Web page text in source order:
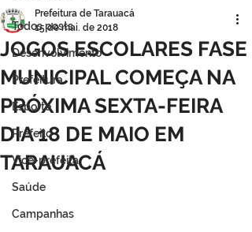
Todos posts
Desenvolvimento
Prefeitura
Esporte
Prefeito
Vice-prefeita
Saúde
Campanhas
JOGOS ESCOLARES FASE
MUNICIPAL COMEÇA NA
PRÓXIMA SEXTA-FEIRA
DIA 18 DE MAIO EM
TARAUACÁ
Prefeitura de Tarauacá
15 de mai. de 2018